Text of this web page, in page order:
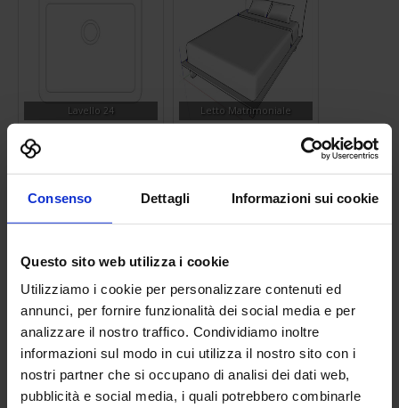
Consenso Dettagli Informazioni sui cookie
Questo sito web utilizza i cookie
Utilizziamo i cookie per personalizzare contenuti ed
annunci, per fornire funzionalità dei social media e per
analizzare il nostro traffico. Condividiamo inoltre
informazioni sul modo in cui utilizza il nostro sito con i
nostri partner che si occupano di analisi dei dati web,
pubblicità e social media, i quali potrebbero combinarle
Lavello 24 Letto Matrimoniale
Uomo 08 Sagoma uomo 12